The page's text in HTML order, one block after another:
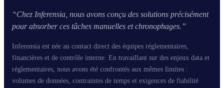
“Chez Inferensia, nous avons conçu des solutions précisément
pour absorber ces tâches manuelles et chronophages.”
Inferensia est née au contact direct des équipes réglementaires,
financières et de contrôle interne. En travaillant sur des enjeux data et
réglementaires, nous avons été confrontés aux mêmes limites :
volumes de données, contraintes de temps et exigences de fiabilité